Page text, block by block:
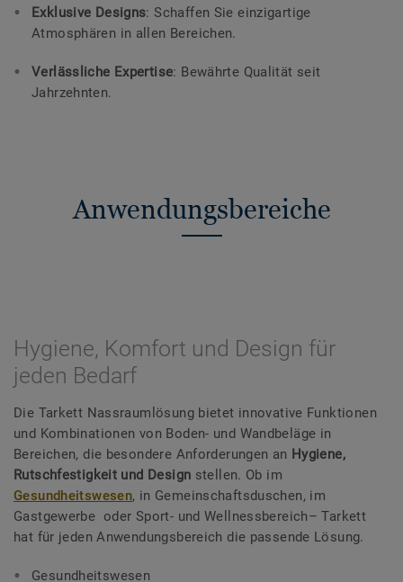
Exklusive Designs: Schaffen Sie einzigartige
Atmosphären in allen Bereichen.
Verlässliche Expertise: Bewährte Qualität seit
Jahrzehnten.
Anwendungsbereiche
Hygiene, Komfort und Design für
jeden Bedarf
Die Tarkett Nassraumlösung bietet innovative Funktionen
und Kombinationen von Boden- und Wandbeläge in
Bereichen, die besondere Anforderungen an Hygiene,
Rutschfestigkeit und Design stellen. Ob im
Gesundheitswesen, in Gemeinschaftsduschen, im
Gastgewerbe oder Sport- und Wellnessbereich– Tarkett
hat für jeden Anwendungsbereich die passende Lösung.
Gesundheitswesen